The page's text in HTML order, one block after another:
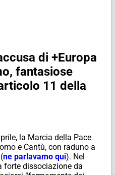
di +Europa
fantasiose
11 della
la Marcia della Pace
e Cantù, con raduno a
ne parlavamo qui). Nel
forte dissociazione da